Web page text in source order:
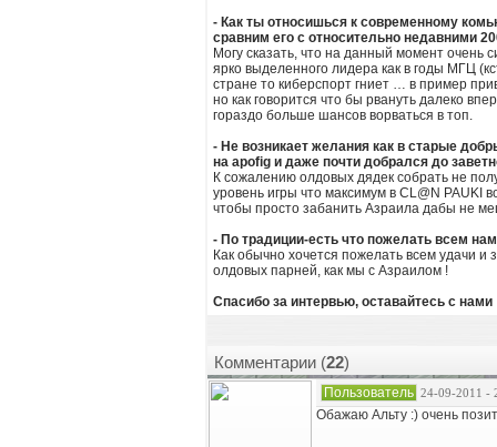
- Как ты относишься к современному
сравним его с относительно недавними
Могу сказать, что на данный момент очень
ярко выделенного лидера как в годы МГЦ
стране то киберспорт гниет … в пример
но как говорится что бы рвануть далеко
гораздо больше шансов ворваться в топ.
- Не возникает желания как в старые
на apofig и даже почти добрался до
К сожалению олдовых дядек собрать не
уровень игры что максимум в CL@N PAUKI
чтобы просто забанить Азраила дабы не
- По традиции-есть что пожелать всем
Как обычно хочется пожелать всем удачи и
олдовых парней, как мы с Азраилом !
Спасибо за интервью, оставайтесь с нами
Комментарии (22)
Пользователь 24-09-2011 -
Обажаю Альту :) очень